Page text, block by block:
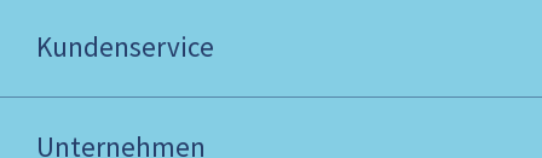
Kundenservice
Unternehmen